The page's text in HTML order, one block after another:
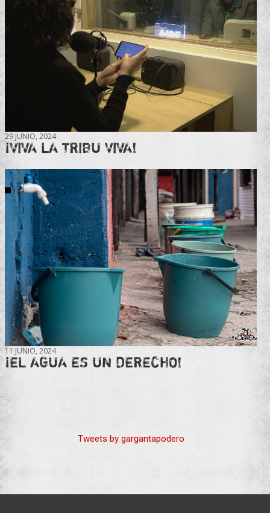
29 JUNIO, 2024
¡VIVA LA TRIBU VIVA!
11 JUNIO, 2024
¡EL AGUA ES UN DERECHO!
Tweets by gargantapodero